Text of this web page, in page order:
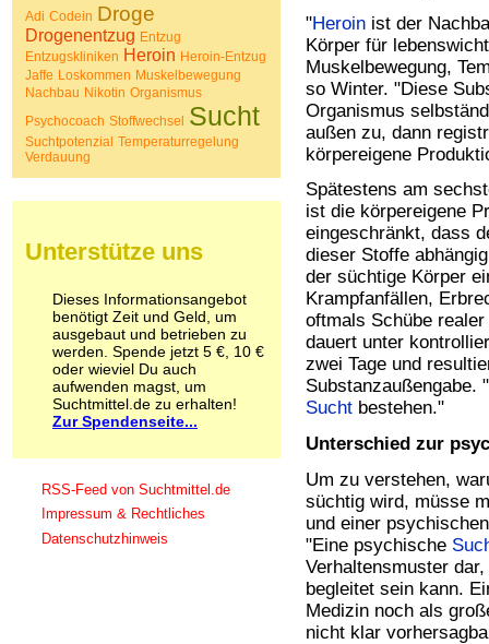
"Heroin ist der
Körper für
Muskelbewegung,
so Winter. "Diese
Organismus
außen zu, dann
körpereigene
Spätestens am
ist die körpereigene
eingeschränkt, dass
dieser Stoffe
der süchtige Körper
Krampfanfällen,
oftmals Schübe
dauert unter
zwei Tage und
Substanzaußengabe.
Sucht bestehen."
Unterschied zur
Um zu verstehen,
süchtig wird, müsse
und einer
"Eine psychische
Verhaltensmuster
begleitet sein kann.
Medizin noch als
nicht klar
Koffein
Kokain
Lachgas
LSD
Marihuana
Medikamente
Meskalin
Metamphetamin
Methadon
Morphin
Nikotin
Poppers
Psychopharmaka
Schlafmittel
Schmerzmittel
Schnüffelstoffe
Spice
Sucht / Süchte
Alkoholsucht
Co-Abhängigkeit
Computersucht
Ess-Brechsucht
Adi Codein Droge
Drogenentzug Entzug
Entzugskliniken Heroin Heroin-Entzug
Jaffe Loskommen Muskelbewegung
Nachbau Nikotin Organismus
Psychocoach Stoffwechsel Sucht
Suchtpotenzial Temperaturregelung
Verdauung
Unterstütze uns
Dieses Informationsangebot
benötigt Zeit und Geld, um
ausgebaut und betrieben zu
werden. Spende jetzt 5 €, 10 €
oder wieviel Du auch
aufwenden magst, um
Suchtmittel.de zu erhalten!
Zur Spendenseite...
RSS-Feed von Suchtmittel.de
Impressum & Rechtliches
Datenschutzhinweis